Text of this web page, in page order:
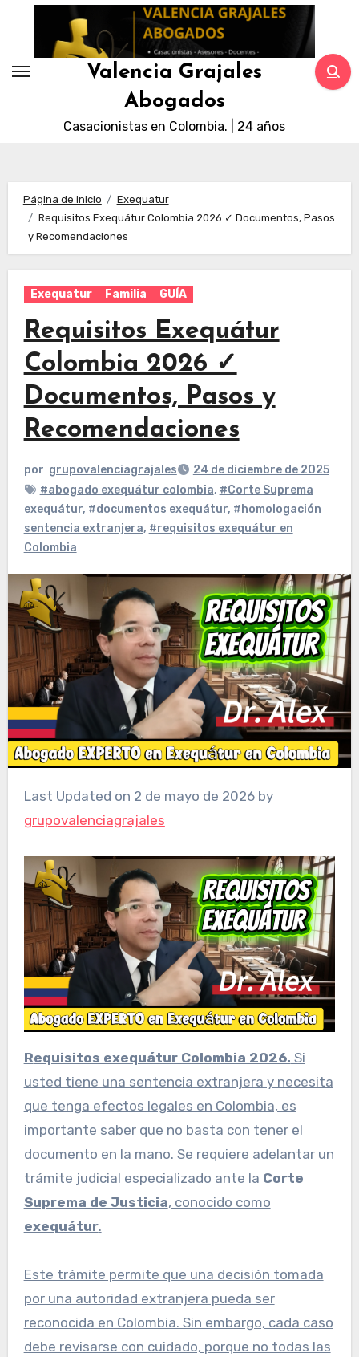
Saltar
contenido
Valencia Grajales
Abogados
Casacionistas en Colombia. | 24 años
Página de inicio
Exequatur
Requisitos Exequátur Colombia 2026 ✓ Documentos, Pasos
y Recomendaciones
Exequatur Familia GUÍA
Requisitos Exequátur
Colombia 2026 ✓
Documentos, Pasos y
Recomendaciones
por grupovalenciagrajales
24 de diciembre de 2025
#abogado exequátur colombia, #Corte Suprema
exequátur, #documentos exequátur, #homologación
sentencia extranjera, #requisitos exequátur en
Colombia
Last Updated on 2 de mayo de 2026 by
grupovalenciagrajales
Requisitos exequátur Colombia 2026. Si
usted tiene una sentencia extranjera y necesita
que tenga efectos legales en Colombia, es
importante saber que no basta con tener el
documento en la mano. Se requiere adelantar un
trámite judicial especializado ante la Corte
Suprema de Justicia, conocido como
exequátur.
Este trámite permite que una decisión tomada
por una autoridad extranjera pueda ser
reconocida en Colombia. Sin embargo, cada caso
debe revisarse con cuidado, porque no todas las